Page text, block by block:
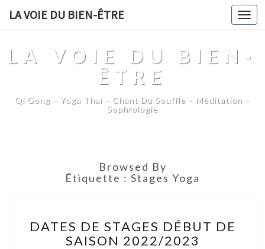
LA VOIE DU BIEN-ÊTRE
LA VOIE DU BIEN-
ÊTRE
Qi Gong – Yoga Thaï – Chant Du Souffle – Méditation –
Sophrologie
Browsed By
Étiquette : Stages Yoga
DE
STAGES
DATES DE STAGES DÉBUT DE
SAISON 2022/2023